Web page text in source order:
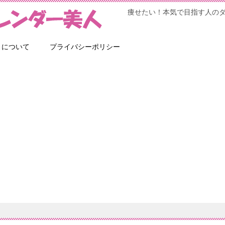
痩せたい！本気で目指す人の
ついて プライバシーポリシー